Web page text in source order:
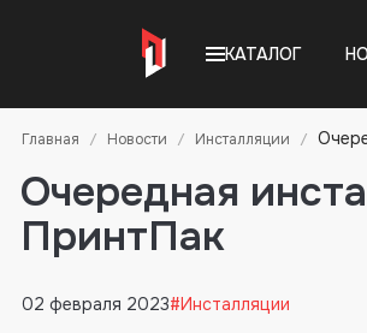
КАТАЛОГ
Главная Новости Инсталляции
Очередная
ПринтПак
02 февраля 2023#Инсталляции